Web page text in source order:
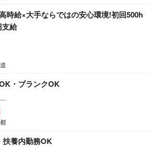
時給×大手ならではの安心環境!初回500h
支給
・ブランクOK
扶養内勤務OK